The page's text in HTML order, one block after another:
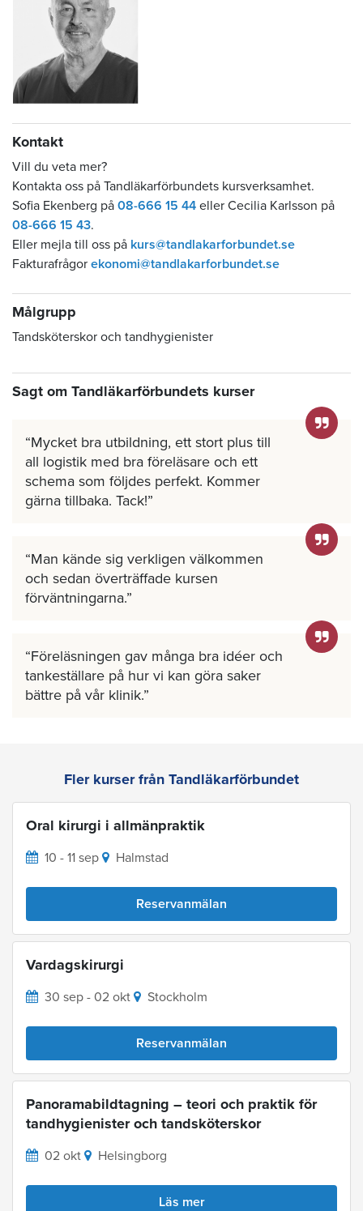
Kontakt
Vill du veta mer?
Kontakta oss på Tandläkarförbundets kursverksamhet.
Sofia Ekenberg på 08-666 15 44 eller Cecilia Karlsson på
08-666 15 43.
Eller mejla till oss på kurs@tandlakarforbundet.se
Fakturafrågor ekonomi@tandlakarforbundet.se
Målgrupp
Tandsköterskor och tandhygienister
Sagt om Tandläkarförbundets kurser
Mycket bra utbildning, ett stort plus till
all logistik med bra föreläsare och ett
schema som följdes perfekt. Kommer
gärna tillbaka. Tack!
Man kände sig verkligen välkommen
och sedan överträffade kursen
förväntningarna.
Föreläsningen gav många bra idéer och
tankeställare på hur vi kan göra saker
bättre på vår klinik.
Fler kurser från Tandläkarförbundet
Oral kirurgi i allmänpraktik
10 - 11 sep Halmstad
Reservanmälan
Vardagskirurgi
30 sep - 02 okt Stockholm
Reservanmälan
Panoramabildtagning – teori och praktik för
tandhygienister och tandsköterskor
02 okt Helsingborg
Läs mer